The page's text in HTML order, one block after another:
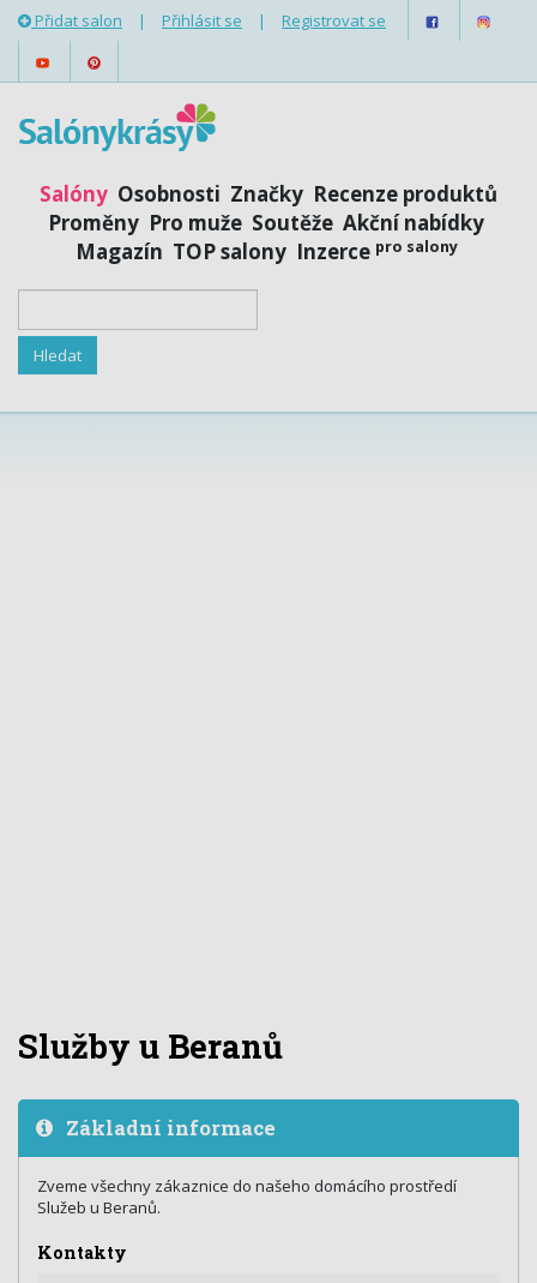
Přidat salon | Přihlásit se | Registrovat se
Salóny Osobnosti Značky Recenze produktů
Proměny Pro muže Soutěže Akční nabídky
Magazín TOP salony Inzerce pro salony
Služby u Beranů
Základní informace
Zveme všechny zákaznice do našeho domácího prostředí
Služeb u Beranů.
Kontakty